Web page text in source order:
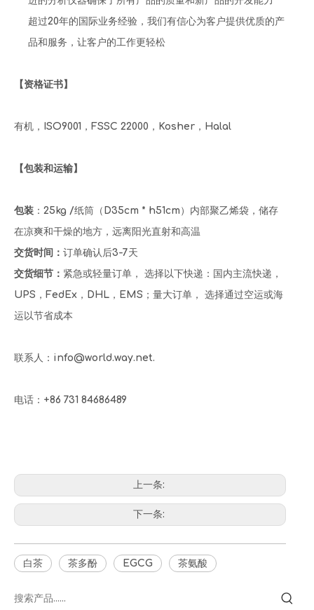
超过20年的国际业务经验，我们有信心为客户提供优质的产
品和服务，让客户的工作更轻松
【资格证书】
有机，ISO9001，FSSC 22000，Kosher，Halal
【包装和运输】
包装 ：25kg /纸筒（D35cm * h51cm）内部聚乙烯袋，储存
在凉爽和干燥的地方，远离阳光直射和高温
交货时间： 订单确认后3-7天
交货细节： 紧急或轻量订单， 选择以下快递：国内主流快递，
UPS，FedEx，DHL，EMS；量大订单， 选择通过空运或海
运以节省成本
联系人：info@world.way.net.
电话：+86 731 84686489
上一条:
下一条:
白茶 茶多酚 EGCG 茶氨酸